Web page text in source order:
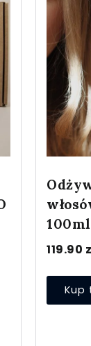
100ml
119.90
Kup